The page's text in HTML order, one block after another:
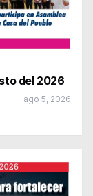
del 2026
ago 5, 2026